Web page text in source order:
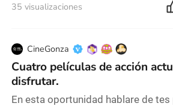
35 visualizaciones
CineGonza
Cuatro películas de acción
disfrutar.
En esta oportunidad hablare de